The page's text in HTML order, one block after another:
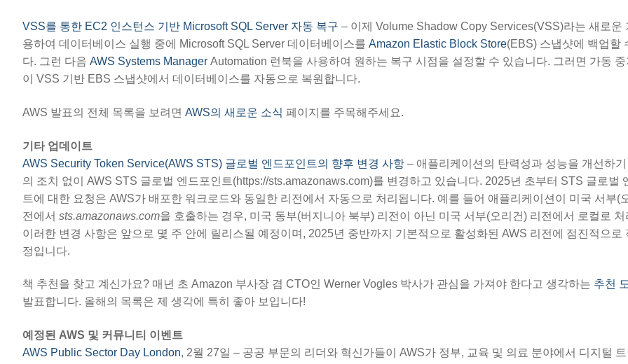
VSS를 통한 EC2 인스턴스 기반 Microsoft SQL Server 자동 복구 – 이제 Volume Shadow Copy Services(VSS)라는 새로운
용하여 데이터베이스 실행 중에 Microsoft SQL Server 데이터베이스를 Amazon Elastic Block Store(EBS) 스냅샷에 백업할
다. 그런 다음 AWS Systems Manager Automation 런북을 사용하여 원하는 복구 시점을 설정할 수 있습니다. 그러면 가동
이 VSS 기반 EBS 스냅샷에서 데이터베이스를 자동으로 복원합니다.
AWS 발표의 전체 목록을 보려면 AWS의 새로운 소식 페이지를 주목해주세요.
기타 업데이트
AWS Security Token Service(AWS STS) 글로벌 엔드포인트의 향후 변경 사항 – 애플리케이션의 탄력성과 성능을 개선하
의 조치 없이 AWS STS 글로벌 엔드포인트(https://sts.amazonaws.com)를 변경하고 있습니다. 2025년 초부터 STS 글로벌
트에 대한 요청은 AWS가 배포한 워크로드와 동일한 리전에서 자동으로 처리됩니다. 예를 들어 애플리케이션이 미국 서부(
전에서 sts.amazonaws.com을 호출하는 경우, 미국 동부(버지니아 북부) 리전이 아닌 미국 서부(오리건) 리전에서 로컬로
이러한 변경 사항은 앞으로 몇 주 안에 릴리스될 예정이며, 2025년 중반까지 기본적으로 활성화된 AWS 리전에 점진적으로
정입니다.
책 추천을 찾고 계신가요? 매년 초 Amazon 부사장 겸 CTO인 Werner Vogles 박사가 관심을 가져야 한다고 생각하는 추천
발표합니다. 올해의 목록은 제 생각에 특히 좋아 보입니다!
예정된 AWS 및 커뮤니티 이벤트
AWS Public Sector Day London, 2월 27일 – 공공 부문의 리더와 혁신가들이 AWS가 정부, 교육 및 의료 분야에서 디지털